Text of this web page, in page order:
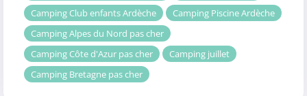
Camping Club enfants Ardèche
Camping Piscine Ardèche
Camping Alpes du Nord pas cher
Camping Côte d'Azur pas cher
Camping juillet
Camping Bretagne pas cher